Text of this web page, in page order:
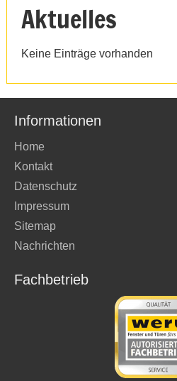
Aktuelles
Keine Einträge vorhanden
Informationen
Home
Kontakt
Datenschutz
Impressum
Sitemap
Nachrichten
Fachbetrieb